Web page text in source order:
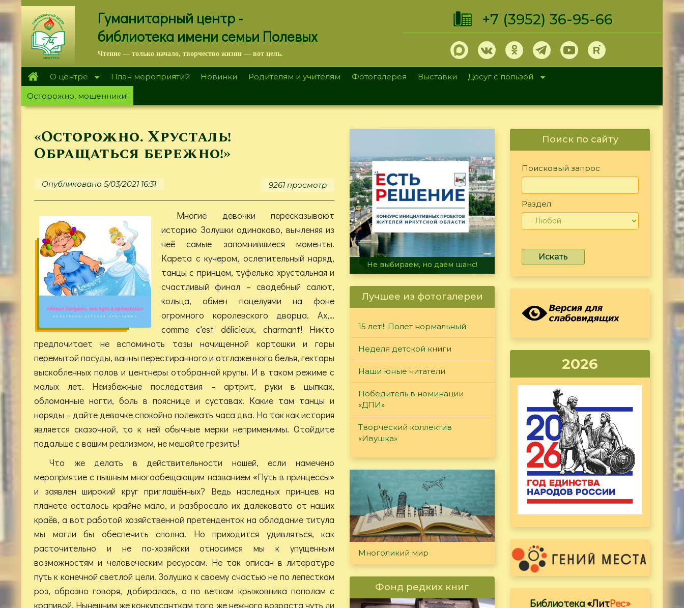
Перейти
к
основному
содержанию
Гуманитарный центр -
библиотека имени семьи Полевых
Чтение — только начало, творчество жизни — вот цель.
+7 (3952) 36-95-66
О центре План мероприятий Новинки Родителям и учителям Фотогалерея Выставки
Досуг с пользой
Осторожно, мошенники!
«Осторожно. Хрусталь!
Обращаться бережно!»
Опубликовано 5/03/2021 16:31 9261 просмотр
Многие девочки пересказывают
историю Золушки одинаково, вычленяя из
неё самые запомнившиеся моменты.
Карета с кучером, ослепительный наряд,
танцы с принцем, туфелька хрустальная и
счастливый финал – свадебный салют,
кольца, обмен поцелуями на фоне
огромного королевского дворца. Ах,…
comme c'est délicieux, charmant! Никто
предпочитает не вспоминать тазы начищенной картошки и горы
перемытой посуды, ванны перестиранного и отглаженного белья, гектары
выскобленных полов и центнеры отобранной крупы. И в таком режиме с
малых лет. Неизбежные последствия – артрит, руки в цыпках,
обломанные ногти, боль в пояснице и суставах. Какие там танцы и
наряды – дайте девочке спокойно полежать часа два. Но так как история
является сказочной, то к ней обычные мерки неприменимы. Отойдите
подальше с вашим реализмом, не мешайте грезить!
Что же делать в действительности нашей, если намечено
мероприятие с пышным многообещающим названием «Путь в принцессы»
и заявлен широкий круг приглашённых? Ведь наследных принцев на
планете осталось крайне мало, и разбросало их далековато от наших
краёв, а вот работой хозяйственной претенденток на обладание титула
мы могли бы обеспечить сполна. Но приходится удивляться, как
расточительно и не по-хозяйски относимся мы к упущенным
возможностям и человеческим ресурсам. Не так описан в литературе
путь к конечной светлой цели. Золушка к своему счастью не по лепесткам
роз, образно говоря, добиралась, а по веткам крыжовника пополам с
крапивой. Нынешним же конкурсанткам того же нежного возраста чуть ли
В огне не горит, в воде не тонет
Лучшее из фотогалереи
15 лет!!! Полет нормальный
Неделя детской книги
Наши юные читатели
Победитель в номинации
«ДПИ»
Творческий коллектив
«Ивушка»
Многоликий мир
Фонд редких книг
Поиск по сайту
Поисковый запрос
Раздел
Искать
2026
Библиотека«ЛитРес»